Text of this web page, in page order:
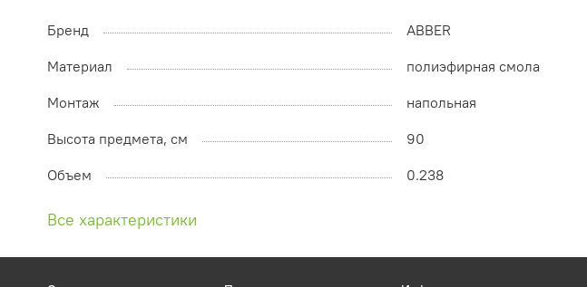
Бренд ABBER
Материал
полиэфирная смола
Монтаж
напольная
Высота предмета, см
90
Объем
0.238
Все характеристики